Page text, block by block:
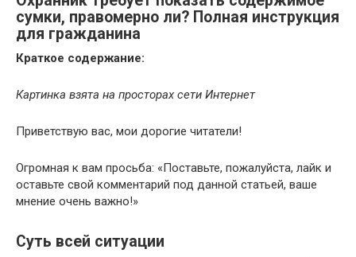
сумки, правомерно ли? Полная инструкция
для гражданина
Краткое содержание:
Картинка взята на просторах сети Интернет
Приветствую вас, мои дорогие читатели!
Огромная к вам просьба: «Поставьте, пожалуйста, лайк и
оставьте свой комментарий под данной статьей, ваше
мнение очень важно!»
Суть всей ситуации